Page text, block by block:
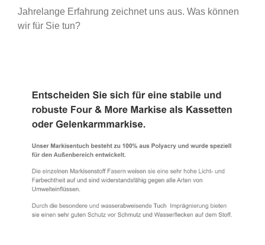
Jahrelange Erfahrung zeichnet uns aus. Was können
wir für Sie tun?